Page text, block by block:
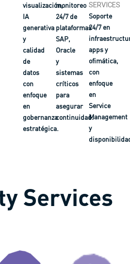
visualización,
IA
generativa
y
calidad
de
datos
con
enfoque
en
gobernanza
estratégica.
monitoreo
24/7 de
plataformas
SAP,
Oracle
y
sistemas
críticos
para
asegurar
continuidad.
SERVICES
Soporte
24/7 en
apps y
ofimática,
con
enfoque
en
Service
Management
y
Services